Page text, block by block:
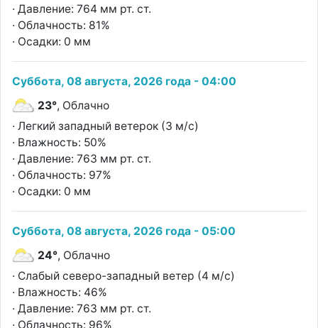
· Давление: 764 мм рт. ст.
· Облачность: 81%
· Осадки: 0 мм
Суббота, 08 августа, 2026 года - 04:00
23°, Облачно
· Легкий западный ветерок (3 м/с)
· Влажность: 50%
· Давление: 763 мм рт. ст.
· Облачность: 97%
· Осадки: 0 мм
Суббота, 08 августа, 2026 года - 05:00
24°, Облачно
· Слабый северо-западный ветер (4 м/с)
· Влажность: 46%
· Давление: 763 мм рт. ст.
· Облачность: 96%